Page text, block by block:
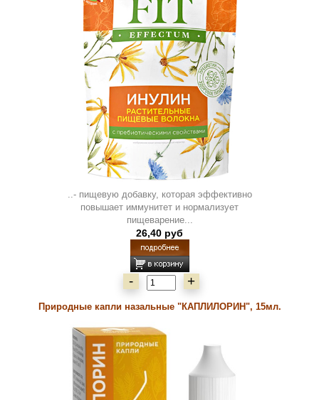
..- пищевую добавку, которая эффективно
повышает иммунитет и нормализует
пищеварение...
26,40 руб
- +
Природные капли назальные "КАПЛИЛОРИН", 15мл.